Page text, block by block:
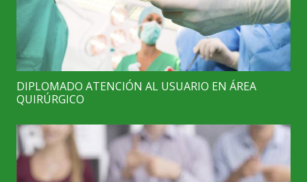
DIPLOMADO ATENCIÓN AL USUARIO EN ÁREA
QUIRÚRGICO